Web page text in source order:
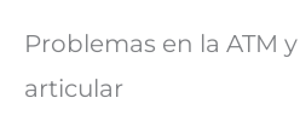
Problemas en la ATM
articular